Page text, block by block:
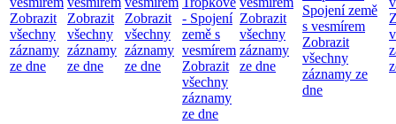
Zobrazit
všechny
záznamy
ze dne
Zobrazit
všechny
záznamy
ze dne
Zobrazit
všechny
záznamy
ze dne
- Spojení
země s
vesmírem
Zobrazit
všechny
záznamy
ze dne
Zobrazit
všechny
záznamy
ze dne
Spojení země
s vesmírem
Zobrazit
všechny
záznamy ze
dne